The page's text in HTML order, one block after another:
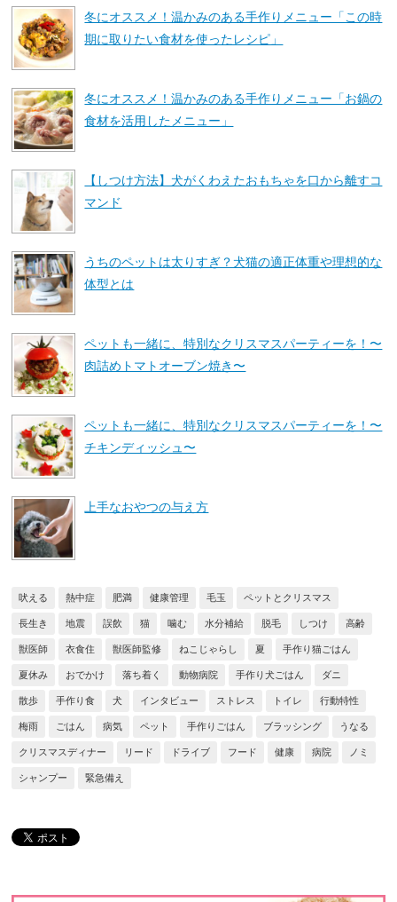
冬にオススメ！温かみのある手作りメニュー「この時
期に取りたい食材を使ったレシピ」
冬にオススメ！温かみのある手作りメニュー「お鍋の
食材を活用したメニュー」
【しつけ方法】犬がくわえたおもちゃを口から離すコ
マンド
うちのペットは太りすぎ？犬猫の適正体重や理想的な
体型とは
ペットも一緒に、特別なクリスマスパーティーを！〜
肉詰めトマトオーブン焼き〜
ペットも一緒に、特別なクリスマスパーティーを！〜
チキンディッシュ〜
上手なおやつの与え方
吠える 熱中症 肥満 健康管理 毛玉 ペットとクリスマス
長生き 地震 誤飲 猫 噛む 水分補給 脱毛 しつけ 高齢
獣医師 衣食住 獣医師監修 ねこじゃらし 夏 手作り猫ごはん
夏休み おでかけ 落ち着く 動物病院 手作り犬ごはん ダニ
散歩 手作り食 犬 インタビュー ストレス トイレ 行動特性
梅雨 ごはん 病気 ペット 手作りごはん ブラッシング うなる
クリスマスディナー リード ドライブ フード 健康 病院 ノミ
シャンプー 緊急備え